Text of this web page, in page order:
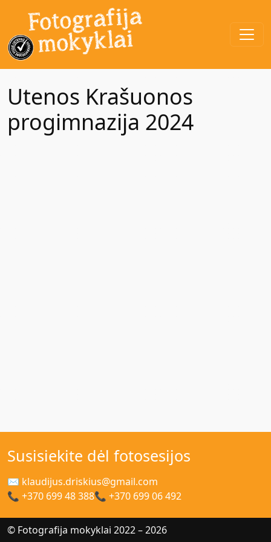
Utenos Krašuonos
progimnazija 2024
Susisiekite dėl fotosesijos
✉ klaudijus.driskius@gmail.com
📞 +370 699 48 388📞 +370 699 06 492
© Fotografija mokyklai 2022 – 2026